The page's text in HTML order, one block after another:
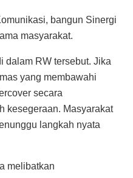
bangun Sinergi
masyarakat.
dalam RW tersebut. Jika
yang membawahi
secara
kesegeraan. Masyarakat
langkah nyata
melibatkan